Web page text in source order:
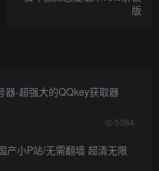
版
器-超强大的QQkey获取器
5384
产小P站/无需翻墙 超清无限